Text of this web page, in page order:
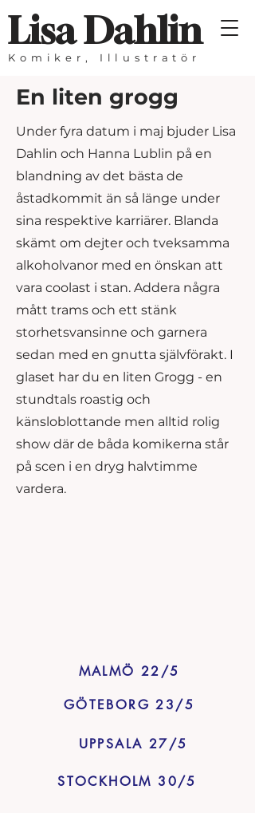
Lisa Dahlin
Komiker, Illustratör
En liten grogg
Under fyra datum i maj bjuder Lisa
Dahlin och Hanna Lublin på en
blandning av det bästa de
åstadkommit än så länge under
sina respektive karriärer. Blanda
skämt om dejter och tveksamma
alkoholvanor med en önskan att
vara coolast i stan. Addera några
mått trams och ett stänk
storhetsvansinne och garnera
sedan med en gnutta självförakt. I
glaset har du en liten Grogg - en
stundtals roastig och
känsloblottande men alltid rolig
show där de båda komikerna står
på scen i en dryg halvtimme
vardera.
MALMÖ 22/5
GÖTEBORG 23/5
UPPSALA 27/5
STOCKHOLM 30/5